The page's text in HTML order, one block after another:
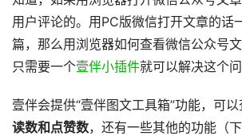
用户评论的。用PC版微信打开文章的话
篇，那么用浏览器如何查看微信公众号
只需要一个壹伴小插件就可以解决这个
壹伴会提供“壹伴图文工具箱”功能，可
读数和点赞数，还有一些其他的功能（